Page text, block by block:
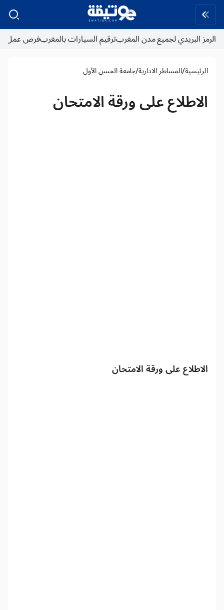
الرمز البريدي لجميع مدن المغربترقيم السيارات بالمغربفرص عمل
الرئيسية/المساطر الادارية/جامعة الحسن الأول
الاطلاع على ورقة الامتحان
الاطلاع على ورقة الامتحان